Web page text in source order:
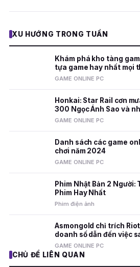
XU HƯỚNG TRONG TUẦN
Khám phá kho tàng
tựa game hay nhất mọi
GAME ONLINE PC
Honkai: Star Rail cơn
300 Ngọc Ánh Sao và
dẫn
GAME ONLINE PC
Danh sách các game
chơi năm 2024
GAME ONLINE PC
Phim Nhật Bản 2 Người:
Phim Hay Nhất
Phim điện ảnh
Asmongold chỉ trích
doanh số dẫn đến việc
GAME ONLINE PC
CHỦ ĐỀ LIÊN QUAN